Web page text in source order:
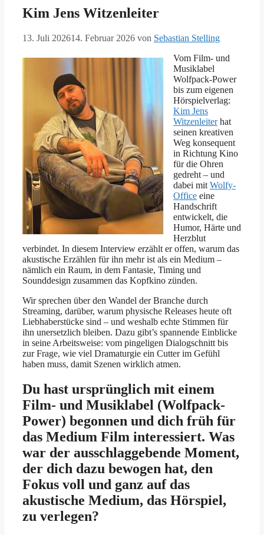
Kim Jens Witzenleiter
13. Juli 202614. Februar 2026 von Sebastian Stelling
Vom Film- und
Musiklabel
Wolfpack-Power
bis zum eigenen
Hörspielverlag:
Kim Jens
Witzenleiterhat
seinen kreativen
Weg konsequent
in Richtung Kino
für die Ohren
gedreht – und
dabei mit Wolfy-
Office eine
Handschrift
entwickelt, die
Humor, Härte und
Herzblut
verbindet. In diesem Interview erzählt er offen, warum das
akustische Erzählen für ihn mehr ist als ein Medium –
nämlich ein Raum, in dem Fantasie, Timing und
Sounddesign zusammen das Kopfkino zünden.
Wir sprechen über den Wandel der Branche durch
Streaming, darüber, warum physische Releases heute oft
Liebhaberstücke sind – und weshalb echte Stimmen für
ihn unersetzlich bleiben. Dazu gibt’s spannende Einblicke
in seine Arbeitsweise: vom pingeligen Dialogschnitt bis
zur Frage, wie viel Dramaturgie ein Cutter im Gefühl
haben muss, damit Szenen wirklich atmen.
Du hast ursprünglich mit einem
Film- und Musiklabel (Wolfpack-
Power) begonnen und dich früh für
das Medium Film interessiert. Was
war der ausschlaggebende Moment,
der dich dazu bewogen hat, den
Fokus voll und ganz auf das
akustische Medium, das Hörspiel,
zu verlegen?